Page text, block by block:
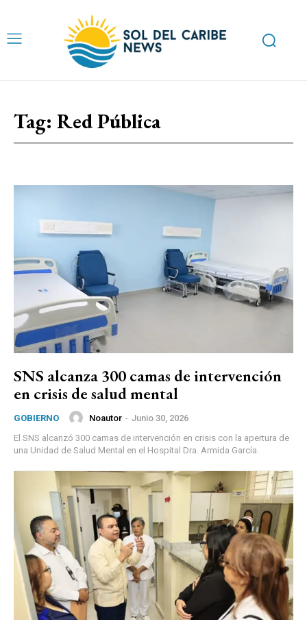
Tag: Red Pública
SNS alcanza 300 camas de intervención
en crisis de salud mental
GOBIERNO Noautor - Junio 30, 2026
El SNS alcanzó 300 camas de intervención en crisis con la apertura de
una Unidad de Salud Mental en el Hospital Dra. Armida García.